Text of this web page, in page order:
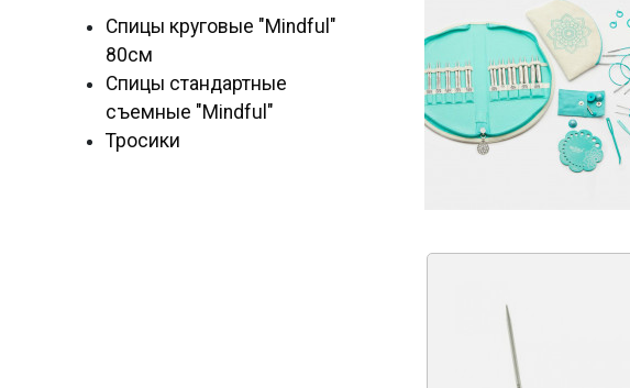
Спицы круговые "Mindful"
80см
Спицы стандартные
съемные "Mindful"
Тросики